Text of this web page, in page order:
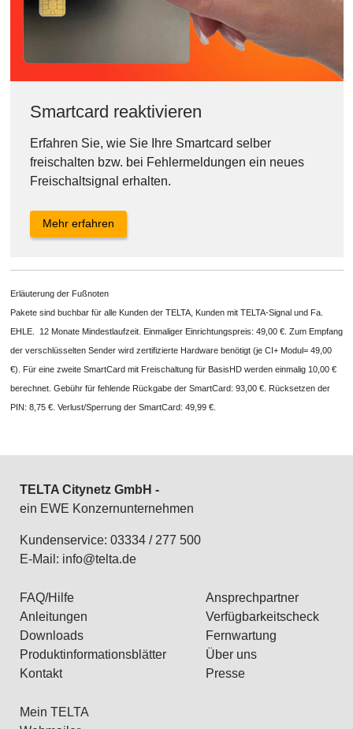
Smartcard reaktivieren
Erfahren Sie, wie Sie Ihre Smartcard selber
freischalten bzw. bei Fehlermeldungen ein neues
Freischaltsignal erhalten.
Mehr erfahren
Erläuterung der Fußnoten
Pakete sind buchbar für alle Kunden der TELTA, Kunden mit TELTA-Signal und Fa.
EHLE. 12 Monate Mindestlaufzeit. Einmaliger Einrichtungspreis: 49,00 €. Zum Empfang
der verschlüsselten Sender wird zertifizierte Hardware benötigt (je CI+ Modul= 49,00
€). Für eine zweite SmartCard mit Freischaltung für BasisHD werden einmalig 10,00 €
berechnet. Gebühr für fehlende Rückgabe der SmartCard: 93,00 €. Rücksetzen der
PIN: 8,75 €. Verlust/Sperrung der SmartCard: 49,99 €.
TELTA Citynetz GmbH -
ein EWE Konzernunternehmen
Kundenservice: 03334 / 277 500
E-Mail: info@telta.de
FAQ/Hilfe
Anleitungen
Downloads
Produktinformationsblätter
Kontakt
Ansprechpartner
Verfügbarkeitscheck
Fernwartung
Über uns
Presse
Mein TELTA